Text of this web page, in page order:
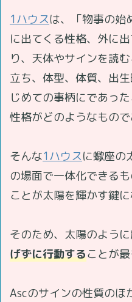
1ハウスは、「物事の始
に出てくる性格、外に
り、天体やサインを読
立ち、体型、体質、出
じめての事柄にであっ
性格がどのようなもので
そんな1ハウスに蠍座の
の場面で一体化できる
ことが太陽を輝かす鍵に
そのため、太陽のように
げずに行動することが
Ascのサインの性質のほ